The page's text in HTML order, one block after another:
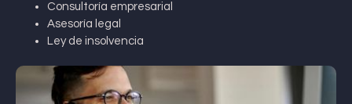
Consultoría empresarial
Asesoría legal
Ley de insolvencia